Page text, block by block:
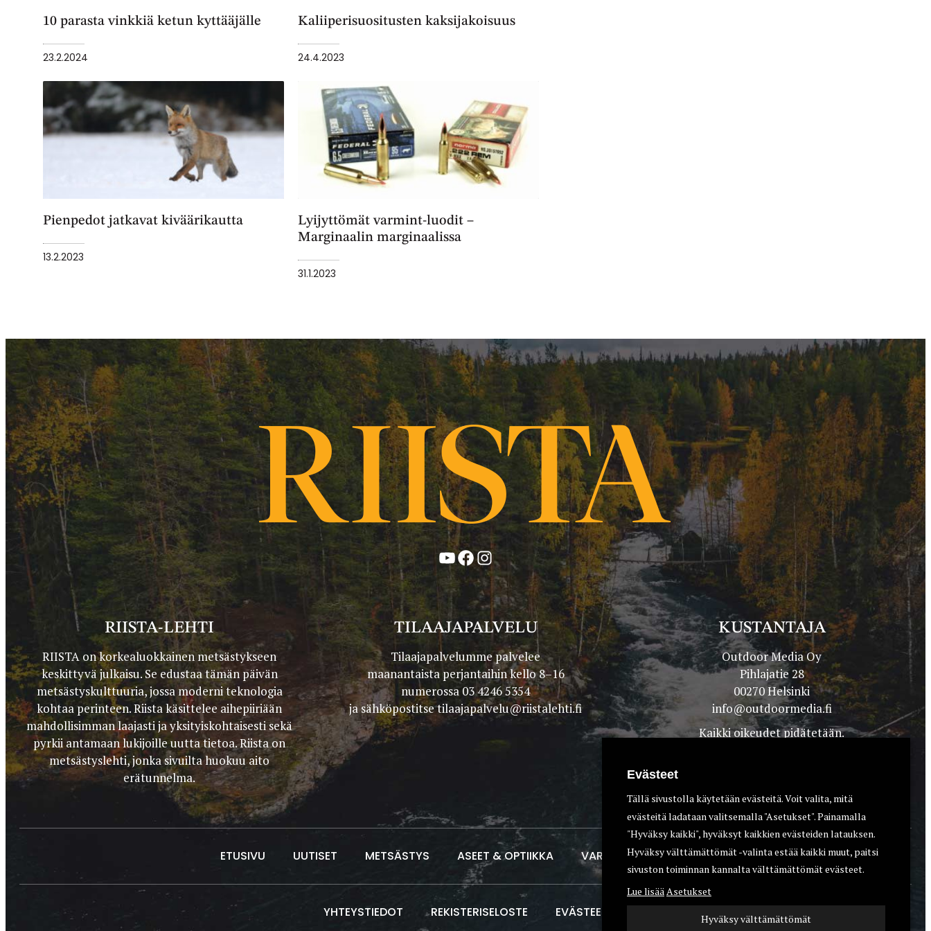
10 parasta vinkkiä ketun kyttääjälle
23.2.2024
Kaliiperisuositusten kaksijakoisuus
24.4.2023
Pienpedot jatkavat kiväärikautta
13.2.2023
Lyijyttömät varmint-luodit –
Marginaalin marginaalissa
31.1.2023
YouTube
Facebook
Instagram
RIISTA-LEHTI
RIISTA on korkealuokkainen metsästykseen
keskittyvä julkaisu. Se edustaa tämän päivän
metsästyskulttuuria, jossa moderni teknologia
kohtaa perinteen. Riista käsittelee aihepiiriään
mahdollisimman laajasti ja yksityiskohtaisesti sekä
pyrkii antamaan lukijoille uutta tietoa. Riista on
metsästyslehti, jonka sivuilta huokuu aito
erätunnelma.
TILAAJAPALVELU
Tilaajapalvelumme palvelee
maanantaista perjantaihin kello 8–16
numerossa 03 4246 5354
ja sähköpostitsetilaajapalvelu@riistalehti.fi
KUSTANTAJA
Outdoor Media Oy
Pihlajatie 28
00270 Helsinki
info@outdoormedia.fi
Kaikki oikeudet pidätetään.
ETUSIVU UUTISET METSÄSTYS ASEET & OPTIIKKA VARUSTEET KOIRAT
YHTEYSTIEDOT REKISTERISELOSTE EVÄSTEET
Evästeet
Tällä sivustolla käytetään evästeitä. Voit valita, mitä
evästeitä ladataan valitsemalla "Asetukset". Painamalla
"Hyväksy kaikki", hyväksyt kaikkien evästeiden latauksen.
Hyväksy välttämättömät -valinta estää kaikki muut, paitsi
sivuston toiminnan kannalta välttämättömät evästeet.
Lue lisääAsetukset
Hyväksy välttämättömät